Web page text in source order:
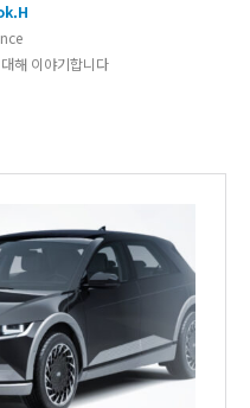
해 이야기합니다